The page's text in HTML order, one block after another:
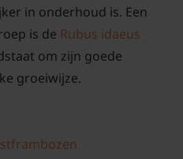
in onderhoud is. Een
is de Rubus idaeus
om zijn goede
groeiwijze.